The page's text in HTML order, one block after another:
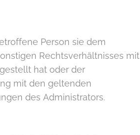
Person sie dem
Rechtsverhältnisses mit
hat oder der
mit den geltenden
des Administrators.